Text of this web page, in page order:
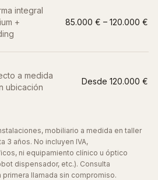
integral
+
85.000 € – 120.000 €
a medida
ubicación
Desde 120.000 €
mobiliario a medida en taller
3 años. No incluyen IVA,
ni equipamiento clínico u óptico
dispensador, etc.). Consulta
llamada sin compromiso.